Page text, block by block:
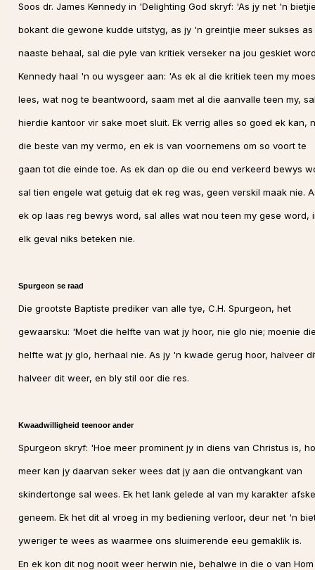
Soos dr. James Kennedy in 'Delighting God skryf: 'As jy net 'n
bokant die gewone kudde uitstyg, as jy 'n greintjie meer sukses as
naaste behaal, sal die pyle van kritiek verseker na jou geskiet
Kennedy haal 'n ou wysgeer aan: 'As ek al die kritiek teen my moes
lees, wat nog te beantwoord, saam met al die aanvalle teen my,
hierdie kantoor vir sake moet sluit. Ek verrig alles so goed ek kan,
die beste van my vermo, en ek is van voornemens om so voort te
gaan tot die einde toe. As ek dan op die ou end verkeerd bewys
sal tien engele wat getuig dat ek reg was, geen verskil maak nie.
ek op laas reg bewys word, sal alles wat nou teen my gese word,
elk geval niks beteken nie.
Spurgeon se raad
Die grootste Baptiste prediker van alle tye, C.H. Spurgeon, het
gewaarsku: 'Moet die helfte van wat jy hoor, nie glo nie; moenie
helfte wat jy glo, herhaal nie. As jy 'n kwade gerug hoor, halveer
halveer dit weer, en bly stil oor die res.
Kwaadwilligheid teenoor ander
Spurgeon skryf: 'Hoe meer prominent jy in diens van Christus is,
meer kan jy daarvan seker wees dat jy aan die ontvangkant van
skindertonge sal wees. Ek het lank gelede al van my karakter
geneem. Ek het dit al vroeg in my bediening verloor, deur net 'n
yweriger te wees as waarmee ons sluimerende eeu gemaklik is.
En ek kon dit nog nooit weer herwin nie, behalwe in die o van Hom